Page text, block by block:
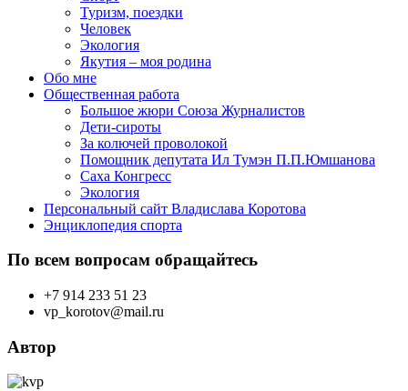
Туризм, поездки
Человек
Экология
Якутия – моя родина
Обо мне
Общественная работа
Большое жюри Союза Журналистов
Дети-сироты
За колючей проволокой
Помощник депутата Ил Тумэн П.П.Юмшанова
Саха Конгресс
Экология
Персональный сайт Владислава Коротова
Энциклопедия спорта
По всем вопросам обращайтесь
+7 914 233 51 23
vp_korotov@mail.ru
Автор